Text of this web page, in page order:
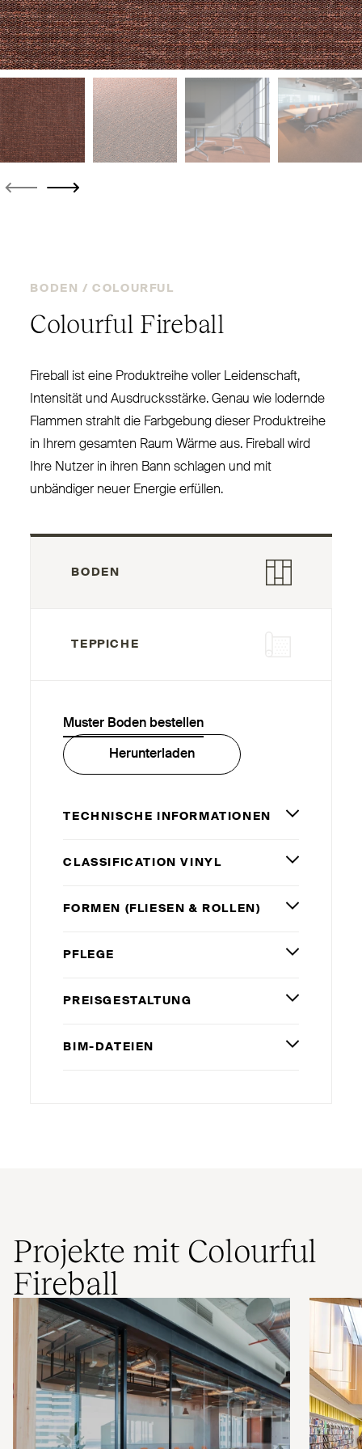
BODEN / COLOURFUL
Colourful Fireball
Fireball ist eine Pro­duktreihe voller Lei­denschaft,
Intensität und Aus­drucksstärke. Genau wie lodernde
Flammen strahlt die Farbgebung dieser Pro­duktreihe
in Ihrem gesamten Raum Wärme aus. Fireball wird
Ihre Nutzer in ihren Bann schlagen und mit
unbändiger neuer Energie erfüllen.
BODEN
TEPPICHE
Muster Boden bestellen
Herunterladen
TECHNISCHE INFORMATIONEN
CLASSIFICATION VINYL
FORMEN (FLIESEN& ROLLEN)
PFLEGE
PREISGESTALTUNG
BIM-DATEIEN
Projekte mit Colourful
Fireball